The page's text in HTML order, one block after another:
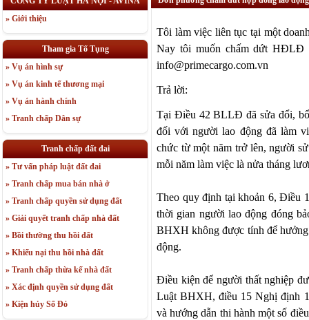
» Giới thiệu
Tham gia Tố Tụng
» Vụ án hình sự
» Vụ án kinh tế thương mại
» Vụ án hành chính
» Tranh chấp Dân sự
Tranh chấp đất đai
» Tư vấn pháp luật đất đai
» Tranh chấp mua bán nhà ở
» Tranh chấp quyền sử dụng đất
» Giải quyết tranh chấp nhà đất
» Bồi thường thu hồi đất
» Khiếu nại thu hồi nhà đất
» Tranh chấp thừa kế nhà đất
» Xác định quyền sử dụng đất
» Kiện hủy Sổ Đỏ
Tôi làm việc liên tục tại một
Nay tôi muốn chấm dứt HĐLĐ
info@primecargo.com.vn
Trả lời:
Tại Điều 42 BLLĐ đã sửa đổi,
đối với người lao động đã làm
chức từ một năm trở lên, người
mỗi năm làm việc là nửa tháng
Theo quy định tại khoản 6, Điều
thời gian người lao động đóng
BHXH không được tính để
động.
Điều kiện để người thất nghiệp
Luật BHXH, điều 15 Nghị định
và hướng dẫn thi hành một số